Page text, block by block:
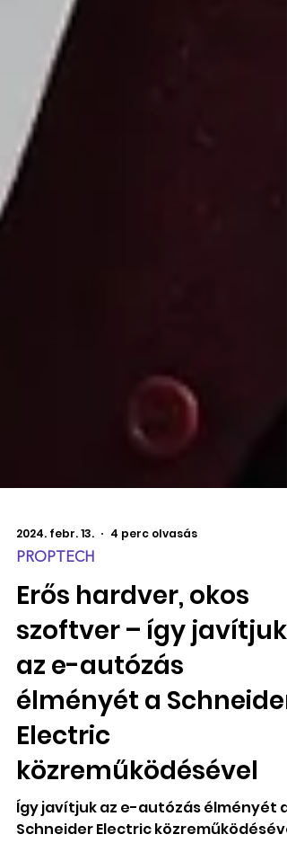
2024. febr. 13. 4 perc olvasás
PROPTECH
Erős hardver, okos
szoftver – így javítjuk
az e-autózás
élményét a Schneider
Electric
közreműködésével